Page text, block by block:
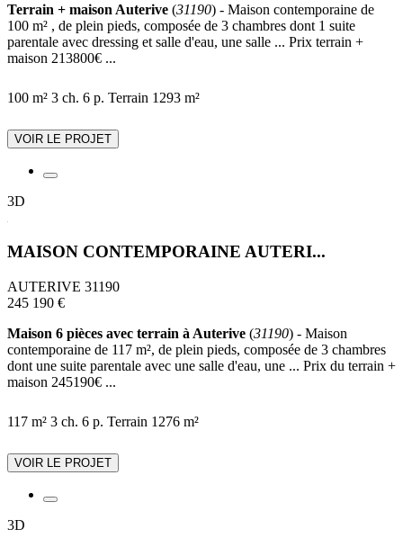
Terrain + maison Auterive (31190) - Maison contemporaine de
100 m² , de plein pieds, composée de 3 chambres dont 1 suite
parentale avec dressing et salle d'eau, une salle ... Prix terrain +
maison 213800€ ...
100 m² 3 ch. 6 p. Terrain 1293 m²
VOIR LE PROJET
3D
MAISON CONTEMPORAINE AUTERI...
AUTERIVE 31190
245 190 €
Maison 6 pièces avec terrain à Auterive (31190) - Maison
contemporaine de 117 m², de plein pieds, composée de 3 chambres
dont une suite parentale avec une salle d'eau, une ... Prix du terrain +
maison 245190€ ...
117 m² 3 ch. 6 p. Terrain 1276 m²
VOIR LE PROJET
3D